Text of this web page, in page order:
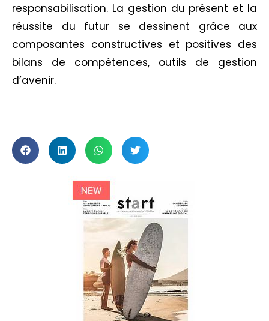
responsabilisation. La gestion du présent et la
réussite du futur se dessinent grâce aux
composantes constructives et positives des
bilans de compétences, outils de gestion
d’avenir.